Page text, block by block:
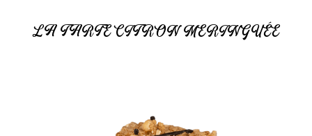
LA TARTE CITRON MERINGUÉE